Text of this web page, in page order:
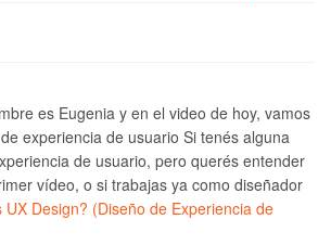
es Eugenia y en el video de hoy, vamos
experiencia de usuario Si tenés alguna
de usuario, pero querés entender
vídeo, o si trabajas ya como diseñador
UX Design? (Diseño de Experiencia de